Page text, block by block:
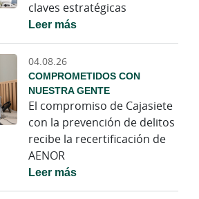
claves estratégicas
Leer más
04.08.26
COMPROMETIDOS CON
NUESTRA GENTE
El compromiso de Cajasiete
con la prevención de delitos
recibe la recertificación de
AENOR
Leer más